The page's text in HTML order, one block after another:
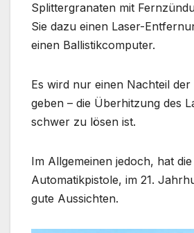
Splittergranaten mit
Sie dazu einen Laser-
einen Ballistikcomputer.
Es wird nur einen Nachteil
geben – die Überhitzung des
schwer zu lösen ist.
Im Allgemeinen jedoch, hat
Automatikpistole, im 21.
gute Aussichten.